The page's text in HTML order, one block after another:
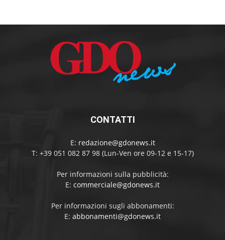
CONTATTI
E: redazione@gdonews.it
T: +39 051 082 87 98 (Lun-Ven ore 09-12 e 15-17)
Per informazioni sulla pubblicità:
E: commerciale@gdonews.it
Per informazioni sugli abbonamenti:
E: abbonamenti@gdonews.it